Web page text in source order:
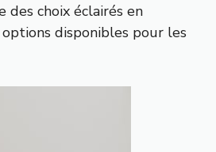
choix éclairés en
disponibles pour les